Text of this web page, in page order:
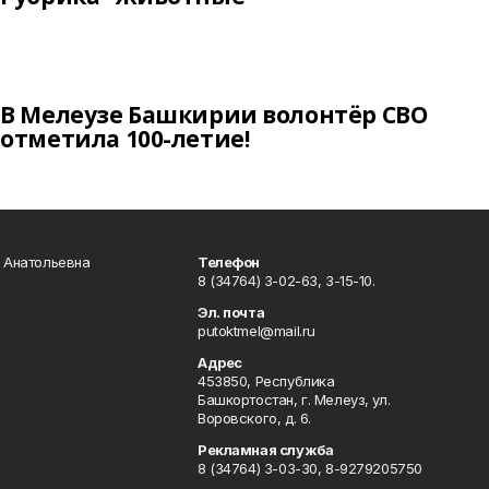
В Мелеузе Башкирии волонтёр СВО
отметила 100-летие!
Телефон
8 (34764) 3-02-63, 3-15-10.
Эл. почта
putoktmel@mail.ru
Адрес
453850, Республика
Башкортостан, г. Мелеуз, ул.
Воровского, д. 6.
Рекламная служба
8 (34764) 3-03-30, 8-9279205750